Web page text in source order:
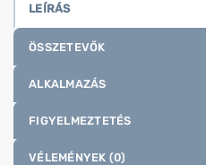
LEÍRÁS
ÖSSZETEVŐK
ALKALMAZÁS
FIGYELMEZTETÉS
VÉLEMÉNYEK (0)